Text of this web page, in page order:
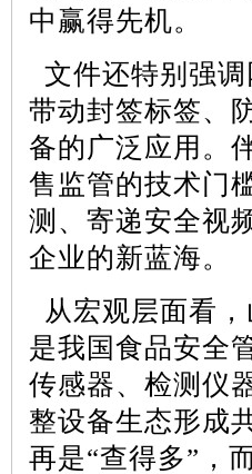
中赢得先机。
文件还特别强
带动封签标签、
备的广泛应用。
售监管的技术门
测、寄递安全视
企业的新蓝海。
从宏观层面看
是我国食品安全
传感器、检测仪
整设备生态形成
再是“查得多”，